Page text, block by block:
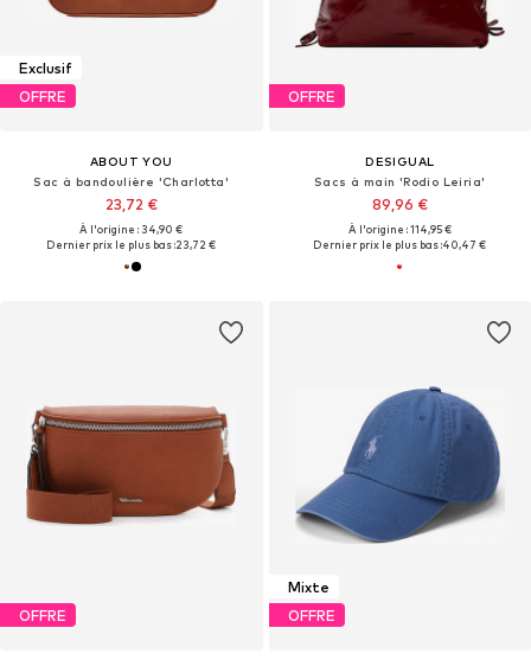
Exclusif
OFFRE
ABOUT YOU
Sac à bandoulière 'Charlotta'
23,72 €
À l'origine : 34,90 €
Dernier prix le plus bas :23,72 €
OFFRE
DESIGUAL
Sacs à main 'Rodio Leiria'
89,96 €
À l'origine : 114,95 €
Dernier prix le plus bas :40,47 €
OFFRE
Mixte
OFFRE